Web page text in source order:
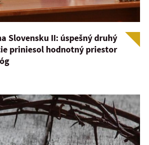
Slovensku II: úspešný druhý
priniesol hodnotný priestor